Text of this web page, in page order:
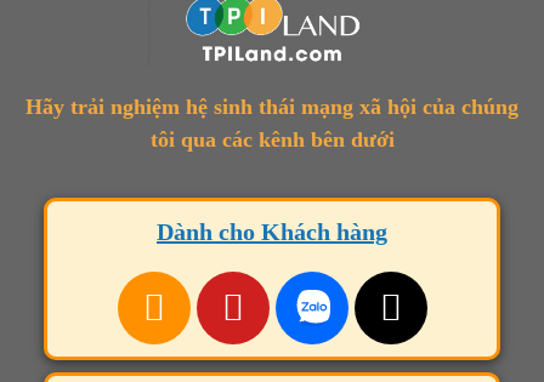
Hãy trải nghiệm hệ sinh thái mạng xã hội của chúng
tôi qua các kênh bên dưới
Dành cho Khách hàng